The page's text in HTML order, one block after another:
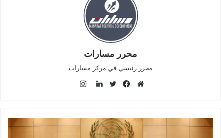
محرر مسارات
محرر رئيسي في مركز مسارات
و
ق
ي
س
ب
و
ي
ت
ي
ن
ك
س
ت